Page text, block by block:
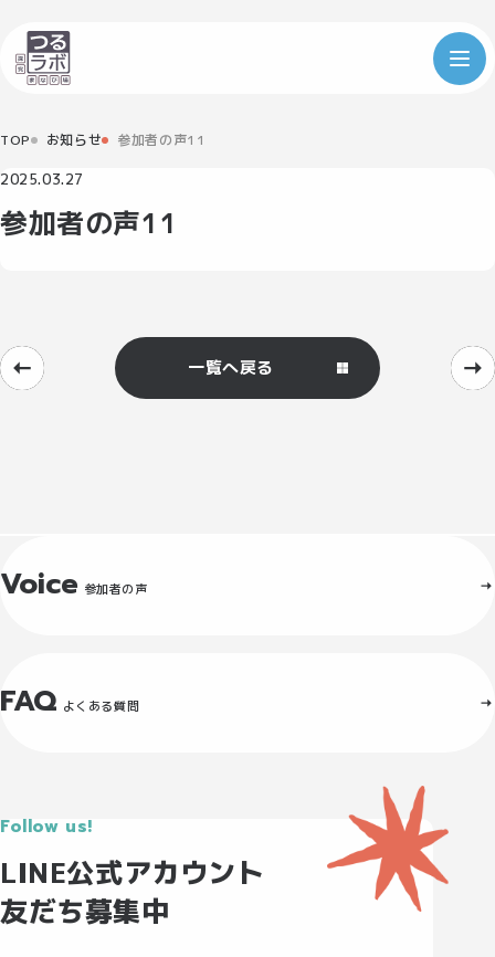
TOP お知らせ 参加者の声11
2025.03.27
参加者の声11
一覧へ戻る
Voice 参加者の声
FAQ よくある質問
Follow us!
LINE公式アカウント
友だち募集中